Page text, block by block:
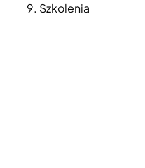
Szkolenia